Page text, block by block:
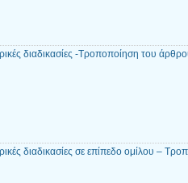
διαδικασίες -Τροποποίηση του
διαδικασίες σε επίπεδο ομίλου –